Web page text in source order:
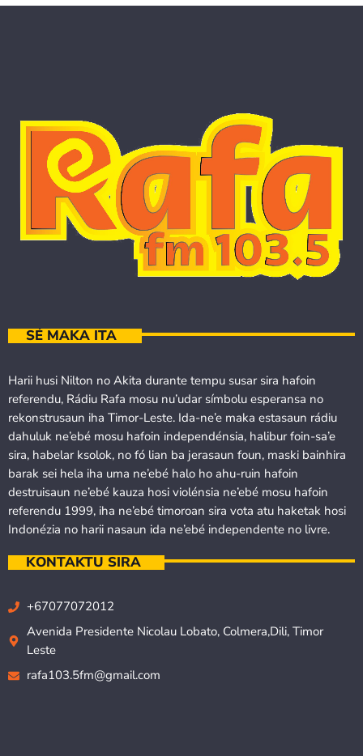
SÉ MAKA ITA
Harii husi Nilton no Akita durante tempu susar sira hafoin
referendu, Rádiu Rafa mosu nu’udar símbolu esperansa no
rekonstrusaun iha Timor-Leste. Ida-ne’e maka estasaun rádiu
dahuluk ne’ebé mosu hafoin independénsia, halibur foin-sa’e
sira, habelar ksolok, no fó lian ba jerasaun foun, maski bainhira
barak sei hela iha uma ne’ebé halo ho ahu-ruin hafoin
destruisaun ne’ebé kauza hosi violénsia ne’ebé mosu hafoin
referendu 1999, iha ne’ebé timoroan sira vota atu haketak hosi
Indonézia no harii nasaun ida ne’ebé independente no livre.
KONTAKTU SIRA
+67077072012
Avenida Presidente Nicolau Lobato, Colmera,Dili, Timor
Leste
rafa103.5fm@gmail.com